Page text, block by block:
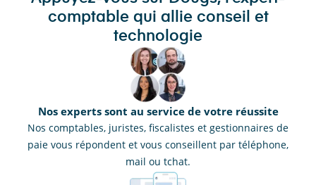
comptable qui allie conseil et
technologie
Nos experts sont au service de votre réussite
Nos comptables, juristes, fiscalistes et gestionnaires de
paie vous répondent et vous conseillent par téléphone,
mail ou tchat.